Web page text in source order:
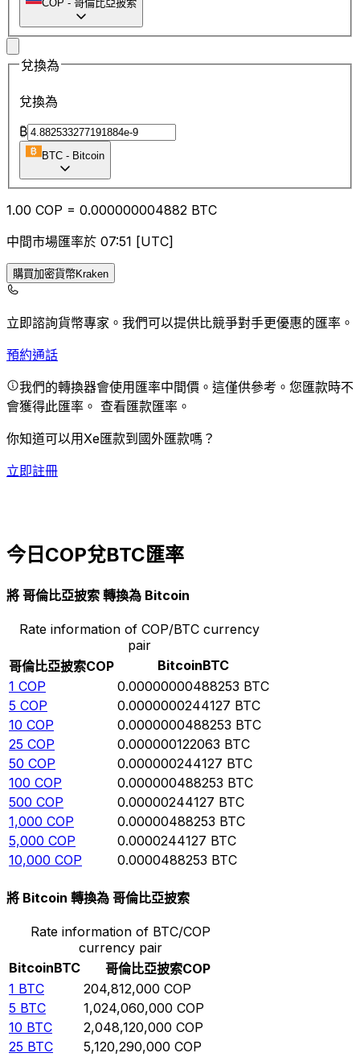
COP - 哥倫比亞披索
兌換為
兌換為
₿
BTC - Bitcoin
1.00 COP = 0.000000004882 BTC
中間市場匯率於 07:51 [UTC]
購買加密貨幣Kraken
立即諮詢貨幣專家。 我們可以提供比競爭對手更優惠的匯率。
預約通話
我們的轉換器會使用匯率中間價。這僅供參考。您匯款時不
會獲得此匯率。 查看匯款匯率。
你知道可以用Xe匯款到國外匯款嗎？
立即註冊
今日COP兌BTC匯率
將 哥倫比亞披索 轉換為 Bitcoin
Rate information of COP/BTC currency
pair
哥倫比亞披索COP BitcoinBTC
1 COP 0.00000000488253 BTC
5 COP 0.0000000244127 BTC
10 COP 0.0000000488253 BTC
25 COP 0.000000122063 BTC
50 COP 0.000000244127 BTC
100 COP 0.000000488253 BTC
500 COP 0.00000244127 BTC
1,000 COP 0.00000488253 BTC
5,000 COP 0.0000244127 BTC
10,000 COP 0.0000488253 BTC
將 Bitcoin 轉換為 哥倫比亞披索
Rate information of BTC/COP
currency pair
BitcoinBTC 哥倫比亞披索COP
1 BTC 204,812,000 COP
5 BTC 1,024,060,000 COP
10 BTC 2,048,120,000 COP
25 BTC 5,120,290,000 COP